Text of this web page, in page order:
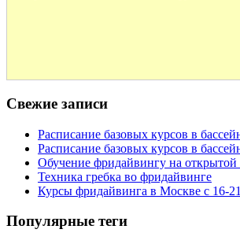
Свежие записи
Расписание базовых курсов в
Расписание базовых курсов в
Обучение фридайвингу на открытой
Техника гребка во фридайвинге
Курсы фридайвинга в Москве с 16-
Популярные теги